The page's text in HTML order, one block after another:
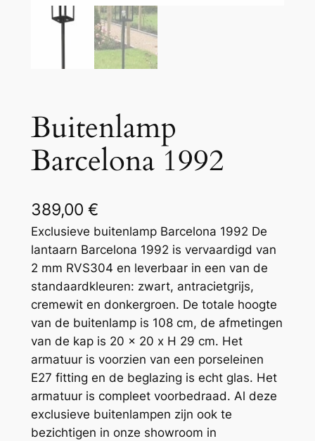
Buitenlamp
Barcelona 1992
389,00 €
Exclusieve buitenlamp Barcelona 1992 De
lantaarn Barcelona 1992 is vervaardigd van
2 mm RVS304 en leverbaar in een van de
standaardkleuren: zwart, antracietgrijs,
cremewit en donkergroen. De totale hoogte
van de buitenlamp is 108 cm, de afmetingen
van de kap is 20 x 20 x H 29 cm. Het
armatuur is voorzien van een porseleinen
E27 fitting en de beglazing is echt glas. Het
armatuur is compleet voorbedraad. Al deze
exclusieve buitenlampen zijn ook te
bezichtigen in onze showroom in